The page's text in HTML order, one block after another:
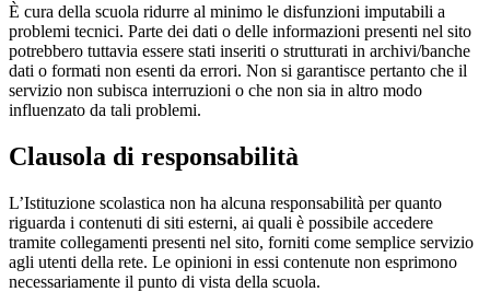
È cura della scuola ridurre al minimo le disfunzioni imputabili a
problemi tecnici. Parte dei dati o delle informazioni presenti nel sito
potrebbero tuttavia essere stati inseriti o strutturati in archivi/banche
dati o formati non esenti da errori. Non si garantisce pertanto che il
servizio non subisca interruzioni o che non sia in altro modo
influenzato da tali problemi.
Clausola di responsabilità
L’Istituzione scolastica non ha alcuna responsabilità per quanto
riguarda i contenuti di siti esterni, ai quali è possibile accedere
tramite collegamenti presenti nel sito, forniti come semplice servizio
agli utenti della rete. Le opinioni in essi contenute non esprimono
necessariamente il punto di vista della scuola.